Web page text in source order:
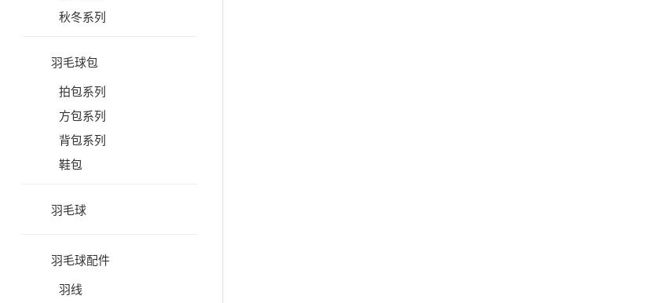
秋冬系列
羽毛球包
拍包系列
方包系列
背包系列
鞋包
羽毛球
羽毛球配件
羽线